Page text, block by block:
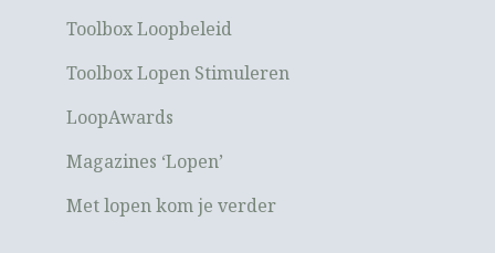
Toolbox Loopbeleid
Toolbox Lopen Stimuleren
LoopAwards
Magazines ‘Lopen’
Met lopen kom je verder